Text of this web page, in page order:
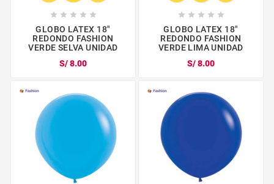
    
GLOBO LATEX 18"
REDONDO FASHION
VERDE SELVA UNIDAD
S/ 8.00
    
GLOBO LATEX 18"
REDONDO FASHION
VERDE LIMA UNIDAD
S/ 8.00